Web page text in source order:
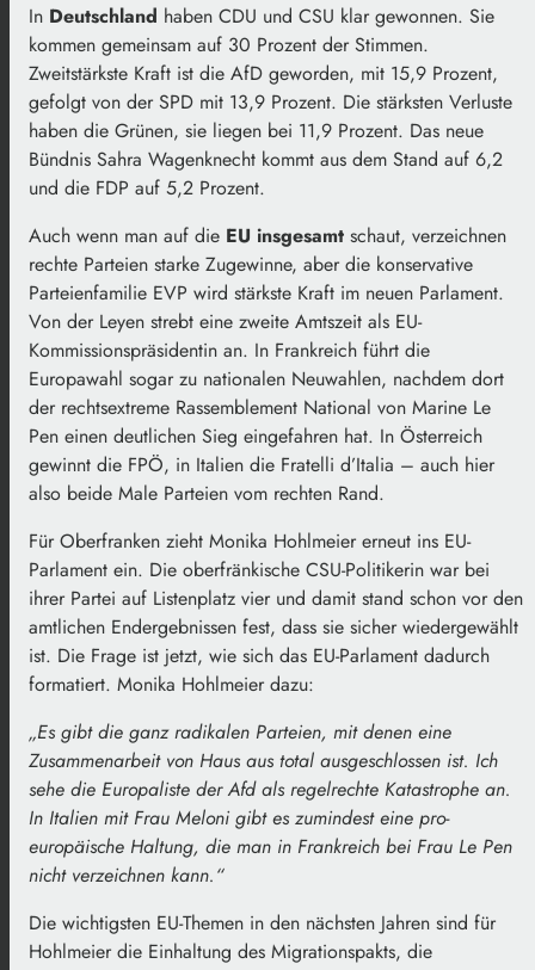
In Deutschland haben CDU und CSU klar gewonnen. Sie
kommen gemeinsam auf 30 Prozent der Stimmen.
Zweitstärkste Kraft ist die AfD geworden, mit 15,9 Prozent,
gefolgt von der SPD mit 13,9 Prozent. Die stärksten Verluste
haben die Grünen, sie liegen bei 11,9 Prozent. Das neue
Bündnis Sahra Wagenknecht kommt aus dem Stand auf 6,2
und die FDP auf 5,2 Prozent.
Auch wenn man auf die EU insgesamt schaut, verzeichnen
rechte Parteien starke Zugewinne, aber die konservative
Parteienfamilie EVP wird stärkste Kraft im neuen Parlament.
Von der Leyen strebt eine zweite Amtszeit als EU-
Kommissionspräsidentin an. In Frankreich führt die
Europawahl sogar zu nationalen Neuwahlen, nachdem dort
der rechtsextreme Rassemblement National von Marine Le
Pen einen deutlichen Sieg eingefahren hat. In Österreich
gewinnt die FPÖ, in Italien die Fratelli d’Italia – auch hier
also beide Male Parteien vom rechten Rand.
Für Oberfranken zieht Monika Hohlmeier erneut ins EU-
Parlament ein. Die oberfränkische CSU-Politikerin war bei
ihrer Partei auf Listenplatz vier und damit stand schon vor den
amtlichen Endergebnissen fest, dass sie sicher wiedergewählt
ist. Die Frage ist jetzt, wie sich das EU-Parlament dadurch
formatiert. Monika Hohlmeier dazu:
„Es gibt die ganz radikalen Parteien, mit denen eine
Zusammenarbeit von Haus aus total ausgeschlossen ist. Ich
sehe die Europaliste der Afd als regelrechte Katastrophe an.
In Italien mit Frau Meloni gibt es zumindest eine pro-
europäische Haltung, die man in Frankreich bei Frau Le Pen
nicht verzeichnen kann.“
Die wichtigsten EU-Themen in den nächsten Jahren sind für
Hohlmeier die Einhaltung des Migrationspakts, die